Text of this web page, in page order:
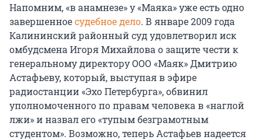
Напомним, «в анамнезе» у «Маяка» уже есть одно
завершенноесудебное дело. В январе 2009 года
Калининский районный суд удовлетворил иск
омбудсмена Игоря Михайлова о защите чести к
генеральному директору ООО «Маяк» Дмитрию
Астафьеву, который, выступая в эфире
радиостанции «Эхо Петербурга», обвинил
уполномоченного по правам человека в «наглой
лжи» и назвал его «тупым безграмотным
студентом». Возможно, теперь Астафьев надеется